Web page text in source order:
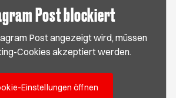
Post blockiert
Post angezeigt wird, müssen
Cookies akzeptiert werden.
Einstellungen öffnen